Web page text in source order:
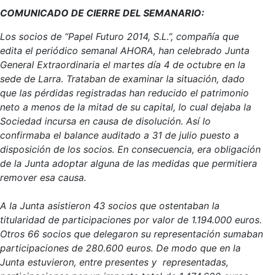
COMUNICADO DE CIERRE DEL SEMANARIO:
Los socios de “Papel Futuro 2014, S.L.”, compañía que
edita el periódico semanal AHORA, han celebrado Junta
General Extraordinaria el martes día 4 de octubre en la
sede de Larra. Trataban de examinar la situación, dado
que las pérdidas registradas han reducido el patrimonio
neto a menos de la mitad de su capital, lo cual dejaba la
Sociedad incursa en causa de disolución. Así lo
confirmaba el balance auditado a 31 de julio puesto a
disposición de los socios. En consecuencia, era obligación
de la Junta adoptar alguna de las medidas que permitiera
remover esa causa.
A la Junta asistieron 43 socios que ostentaban la
titularidad de participaciones por valor de 1.194.000 euros.
Otros 66 socios que delegaron su representación sumaban
participaciones de 280.600 euros. De modo que en la
Junta estuvieron, entre presentes y representadas,